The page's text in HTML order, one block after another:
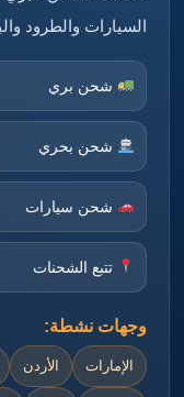
السيارات والطرود
شحن بري
شحن بحري
شحن سيارات
تتبع الشحنات
وجهات نشطة:
الإمارات الأردن